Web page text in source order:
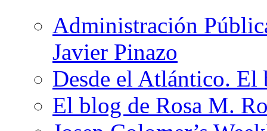
Administración
Javier Pinazo
Desde el Atlántico.
El blog de Rosa M.